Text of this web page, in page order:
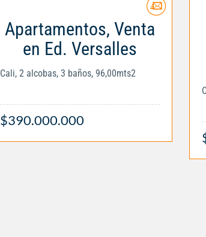
Apartamentos, Venta
en Ed. Versalles
Cali, 2 alcobas, 3 baños, 96,00mts2
$390.000.000